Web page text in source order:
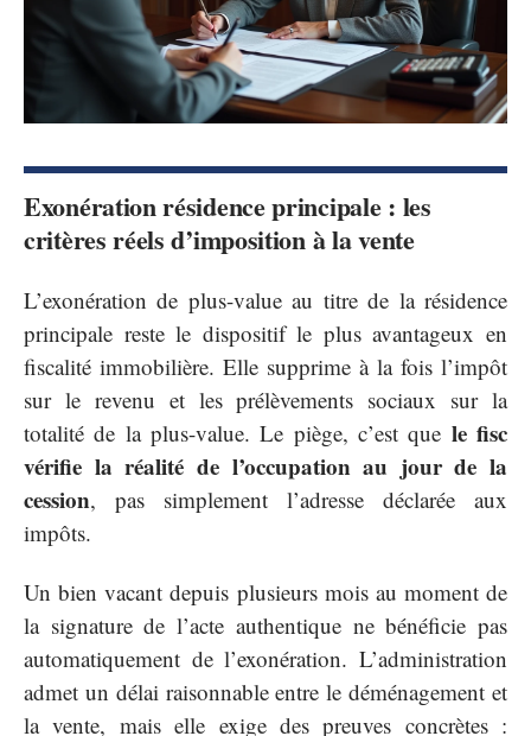
Exonération résidence principale : les
critères réels d’imposition à la vente
L’exonération de plus-value au titre de la résidence
principale reste le dispositif le plus avantageux en
fiscalité immobilière. Elle supprime à la fois l’impôt
sur le revenu et les prélèvements sociaux sur la
totalité de la plus-value. Le piège, c’est que le fisc
vérifie la réalité de l’occupation au jour de la
cession, pas simplement l’adresse déclarée aux
impôts.
Un bien vacant depuis plusieurs mois au moment de
la signature de l’acte authentique ne bénéficie pas
automatiquement de l’exonération. L’administration
admet un délai raisonnable entre le déménagement et
la vente, mais elle exige des preuves concrètes :